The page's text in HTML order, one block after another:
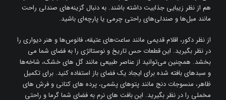
هم از نظر زیبایی جذابیت داشته باشند. به دنبال گزینه‌های صندلی راحت
مانند مبل‌ها و صندلی‌های راحتی چرمی یا پارچه‌ای باشید.
از نظر دکور، اقلام قدیمی مانند ساعت‌های عتیقه، فانوس‌ها و هنر دیواری را
در نظر بگیرید. این قطعات حس تاریخ و نوستالژی را به فضای شما می
بخشد. همچنین می‌توانید از عناصر طبیعی مانند گل‌ های خشک، شاخه‌ها
و سبدهای بافته شده برای ایجاد یک فضای باز استفاده کنید. برای تکمیل
ظاهر، منسوجات دنج مانند پتوهای پشمی، پرده های کتانی و فرش های
مخملی را در نظر بگیرید. این بافت های نرم به فضای شما گرما و راحتی